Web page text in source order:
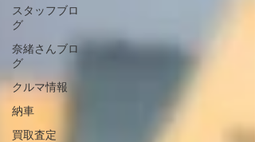
スタッフブロ
グ
奈緒さんブロ
グ
クルマ情報
納車
買取査定